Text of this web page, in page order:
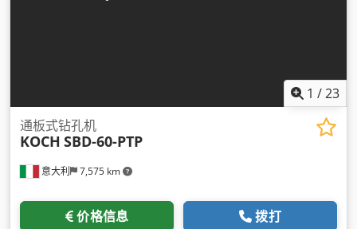
1 /23
意大利 7,575 km
通板式钻孔机
KOCH SBD-60-PTP
价格信息 拨打